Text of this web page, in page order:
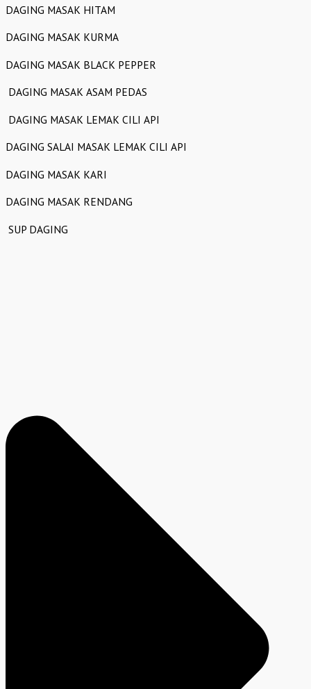
DAGING MASAK HITAM
DAGING MASAK KURMA
DAGING MASAK BLACK PEPPER
DAGING MASAK ASAM PEDAS
DAGING MASAK LEMAK CILI API
DAGING SALAI MASAK LEMAK CILI API
DAGING MASAK KARI
DAGING MASAK RENDANG
SUP DAGING